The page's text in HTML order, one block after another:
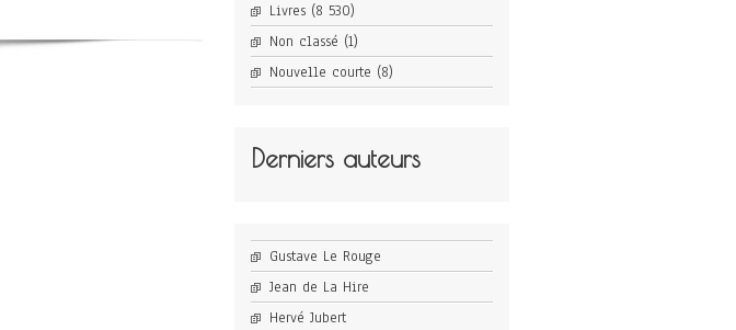
Livres(8 530)
Non classé (1)
Nouvelle courte (8)
Derniers auteurs
Gustave Le Rouge
Jean de La Hire
Hervé Jubert